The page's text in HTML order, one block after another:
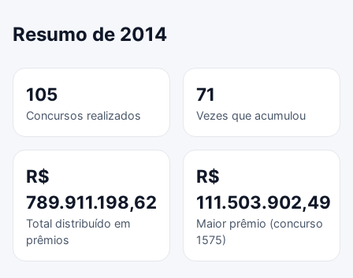
Resumo de 2014
105
Concursos realizados
71
Vezes que acumulou
R$
789.911.198,62
Total distribuído em
prêmios
R$
111.503.902,49
Maior prêmio (concurso
1575)